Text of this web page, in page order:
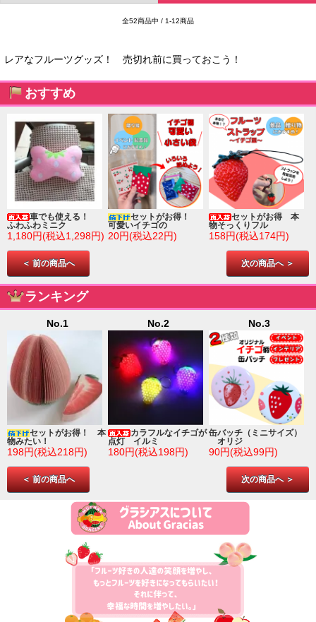
全52商品中 / 1-12商品
レアなフルーツグッズ！ 売切れ前に買っておこう！
おすすめ
車でも使える！
ふわふわミニク
1,180円(税込1,298円)
セットがお得！
可愛いイチゴの
20円(税込22円)
セットがお得 本
物そっくりフル
158円(税込174円)
＜ 前の商品へ 次の商品へ ＞
ランキング
No.1
セットがお得！ 本
物みたい！
198円(税込218円)
No.2
カラフルなイチゴが
点灯 イルミ
180円(税込198円)
No.3
缶バッチ（ミニサイズ）
オリジ
90円(税込99円)
＜ 前の商品へ 次の商品へ ＞